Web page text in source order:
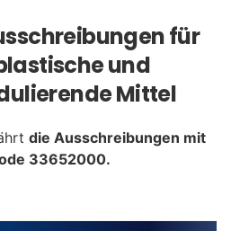
für
und
Mittel
die Ausschreibungen mit
33652000.